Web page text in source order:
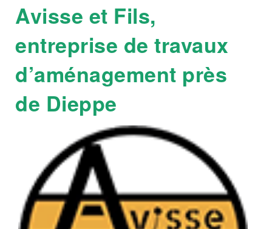
Avisse et Fils,
entreprise de travaux
d’aménagement près
de Dieppe